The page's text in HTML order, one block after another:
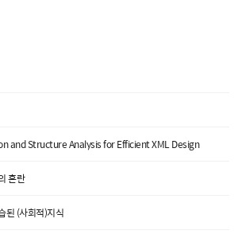
and Structure Analysis for Efficient XML Design
혼란
된 (사회적)지식